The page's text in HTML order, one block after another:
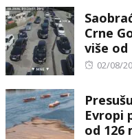
Crne
više od
Posted
02/08/
Evropi
od 126